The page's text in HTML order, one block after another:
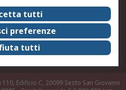
Contattaci
ESG
RS Group
Discovery: il Blog di RS
110, Edificio C, 20099 Sesto San Giovanni
tutti
preferenze
tutti